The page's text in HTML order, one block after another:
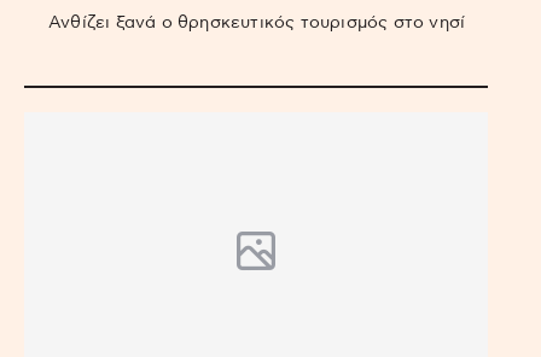
Ανθίζει ξανά ο θρησκευτικός τουρισμός στο νησί